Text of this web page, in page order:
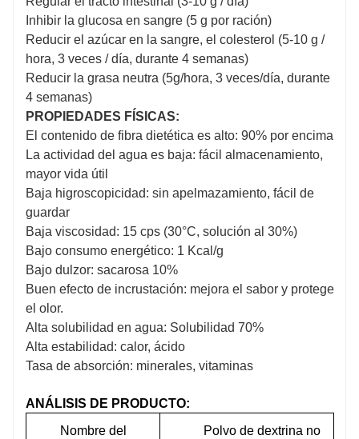
Inhibir la glucosa en sangre (5 g por ración)
Reducir el azúcar en la sangre, el colesterol (5-10 g /
hora, 3 veces / día, durante 4 semanas)
Reducir la grasa neutra (5g/hora, 3 veces/día, durante
4 semanas)
PROPIEDADES FÍSICAS:
El contenido de fibra dietética es alto: 90% por encima
La actividad del agua es baja: fácil almacenamiento,
mayor vida útil
Baja higroscopicidad: sin apelmazamiento, fácil de
guardar
Baja viscosidad: 15 cps (30°C, solución al 30%)
Bajo consumo energético: 1 Kcal/g
Bajo dulzor: sacarosa 10%
Buen efecto de incrustación: mejora el sabor y protege
el olor.
Alta solubilidad en agua: Solubilidad 70%
Alta estabilidad: calor, ácido
Tasa de absorción: minerales, vitaminas
ANÁLISIS DE PRODUCTO:
Nombre del
Polvo de dextrina no